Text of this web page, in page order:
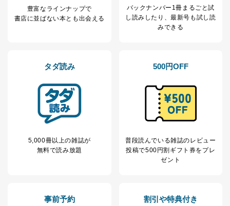
の個人情報
その他当社のプライバシーポリシ
ー等にて公表する利用目的達成の
開示等のご請求に対応させていただきます。
なお、6、7については、パートナー（提携企業）様又は
ます。
３．個人情報の第三者提供について
本人の同意を得ることなく第三者に提供することはあり
ません。ただし、次の場合は除きます。
公衆衛生の向上または児童の健全な育成の推進のため
豊富なラインナップで
書店に並ばない本とも出会える
バックナンバー1冊まるごと試
し読み したり、最新号も試し読
みできる
タダ読み
5,000冊以上の雑誌が
無料で読み放題
500円OFF
普段読んでいる雑誌のレビュー
投稿で500円割ギフト券をプレ
ゼント
事前予約 割引や特典付き